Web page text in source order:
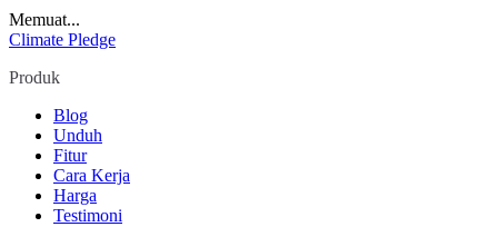
Memuat...
Climate Pledge
Produk
Blog
Unduh
Fitur
Cara Kerja
Harga
Testimoni